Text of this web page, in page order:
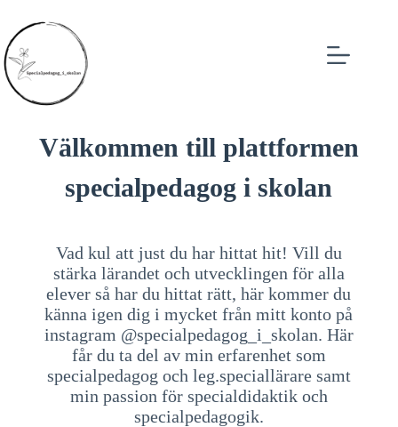
Välkommen till plattformen
specialpedagog i skolan
Vad kul att just du har hittat hit! Vill du
stärka lärandet och utvecklingen för alla
elever så har du hittat rätt, här kommer du
känna igen dig i mycket från mitt konto på
instagram @specialpedagog_i_skolan. Här
får du ta del av min erfarenhet som
specialpedagog och leg.speciallärare samt
min passion för specialdidaktik och
specialpedagogik.